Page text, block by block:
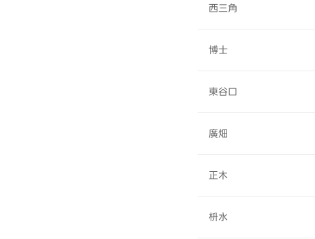
西三角
博士
東谷口
廣畑
正木
枡水